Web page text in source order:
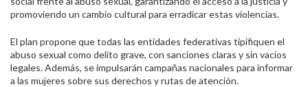
promoviendo un cambio cultural para erradicar estas violencias.
El plan propone que todas las entidades federativas tipifiquen el
abuso sexual como delito grave, con sanciones claras y sin vacíos
legales. Además, se impulsarán campañas nacionales para informar
a las mujeres sobre sus derechos y rutas de atención.